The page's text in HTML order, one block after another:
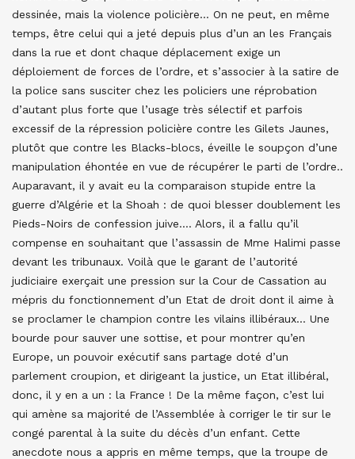
dessinée, mais la violence policière… On ne peut, en même
temps, être celui qui a jeté depuis plus d’un an les Français
dans la rue et dont chaque déplacement exige un
déploiement de forces de l’ordre, et s’associer à la satire de
la police sans susciter chez les policiers une réprobation
d’autant plus forte que l’usage très sélectif et parfois
excessif de la répression policière contre les Gilets Jaunes,
plutôt que contre les Blacks-blocs, éveille le soupçon d’une
manipulation éhontée en vue de récupérer le parti de l’ordre..
Auparavant, il y avait eu la comparaison stupide entre la
guerre d’Algérie et la Shoah : de quoi blesser doublement les
Pieds-Noirs de confession juive…. Alors, il a fallu qu’il
compense en souhaitant que l’assassin de Mme Halimi passe
devant les tribunaux. Voilà que le garant de l’autorité
judiciaire exerçait une pression sur la Cour de Cassation au
mépris du fonctionnement d’un Etat de droit dont il aime à
se proclamer le champion contre les vilains illibéraux… Une
bourde pour sauver une sottise, et pour montrer qu’en
Europe, un pouvoir exécutif sans partage doté d’un
parlement croupion, et dirigeant la justice, un Etat illibéral,
donc, il y en a un : la France ! De la même façon, c’est lui
qui amène sa majorité de l’Assemblée à corriger le tir sur le
congé parental à la suite du décès d’un enfant. Cette
anecdote nous a appris en même temps, que la troupe de